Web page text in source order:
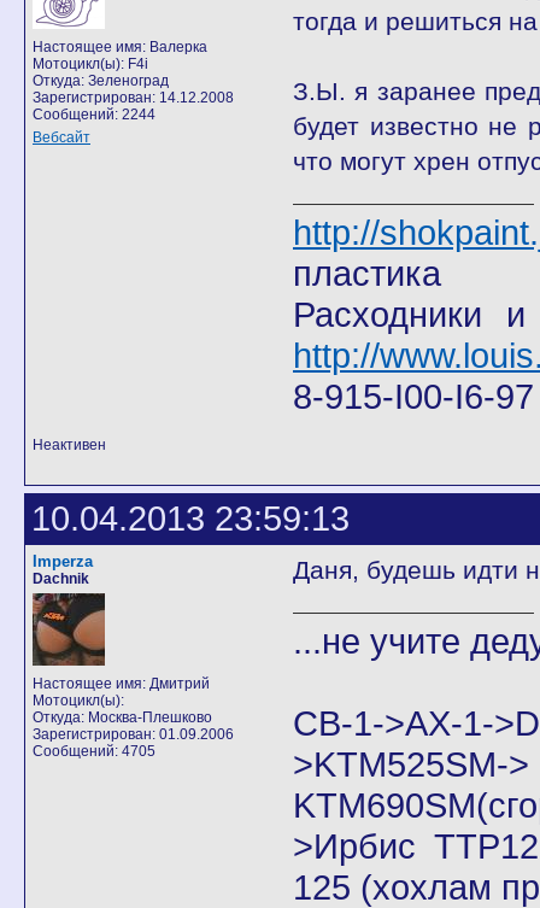
Настоящее имя: Валерка
Мотоцикл(ы): F4i
Откуда: Зеленоград
Зарегистрирован: 14.12.2008
Сообщений: 2244
Вебсайт
тогда и решиться
З.Ы. я заранее
будет известно
что могут хрен
http://
пластика
Расходники
http://
8-915-I00-I6-
Неактивен
10.04.2013 23:59:13
Imperza
Dachnik
Настоящее имя: Дмитрий
Мотоцикл(ы):
Откуда: Москва-Плешково
Зарегистрирован: 01.09.2006
Сообщений: 4705
Даня, будешь идти
...не учите
CB-1->AX-
>KTM525SM->
>Ирбис
125 (хохлам